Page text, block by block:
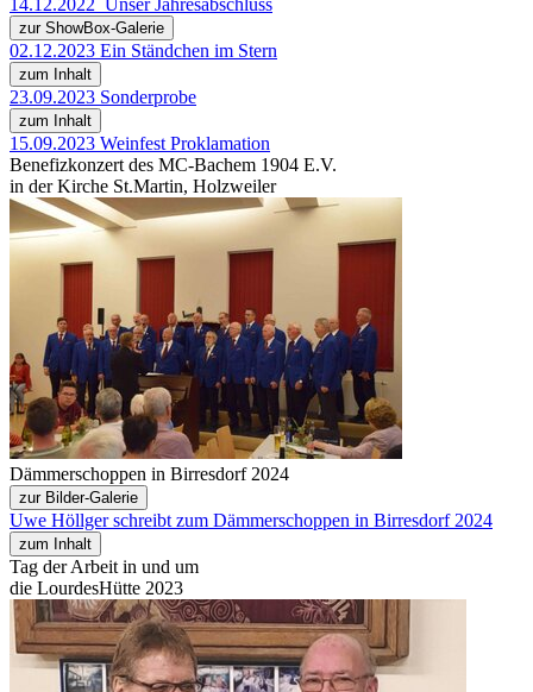
zur ShowBox-Galerie
02.12.2023 Ein Ständchen im Stern
zum Inhalt
23.09.2023 Sonderprobe
zum Inhalt
15.09.2023 Weinfest Proklamation
Benefizkonzert des MC-Bachem 1904 E.V.
in der Kirche St.Martin, Holzweiler
Dämmerschoppen in Birresdorf 2024
zur Bilder-Galerie
Uwe Höllger schreibt zum Dämmerschoppen in Birresdorf 2024
zum Inhalt
Tag der Arbeit in und um
die LourdesHütte 2023